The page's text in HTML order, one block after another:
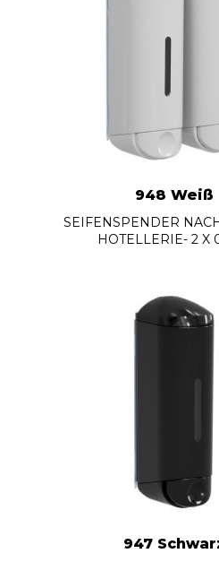
948 Weiß
SEIFENSPENDER
HOTELLERIE- 2 X
947